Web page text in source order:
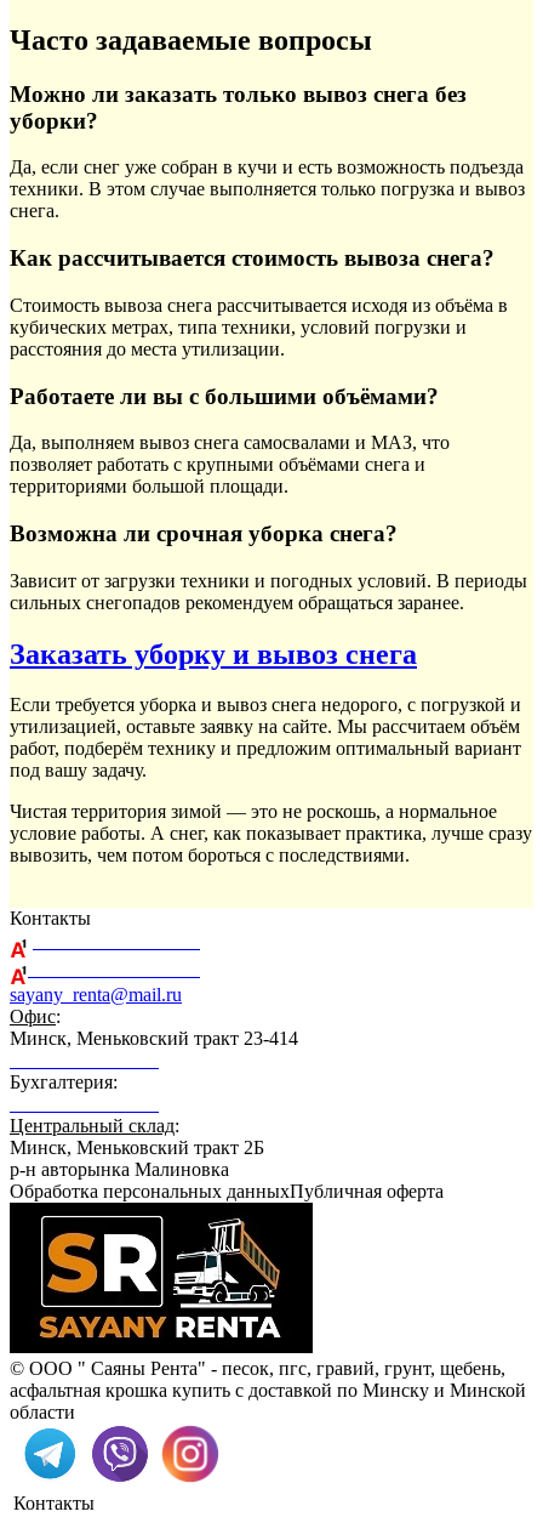
Часто задаваемые вопросы
Можно ли заказать только вывоз снега без
уборки?
Да, если снег уже собран в кучи и есть возможность подъезда
техники. В этом случае выполняется только погрузка и вывоз
снега.
Как рассчитывается стоимость вывоза снега?
Стоимость вывоза снега рассчитывается исходя из объёма в
кубических метрах, типа техники, условий погрузки и
расстояния до места утилизации.
Работаете ли вы с большими объёмами?
Да, выполняем вывоз снега самосвалами и МАЗ, что
позволяет работать с крупными объёмами снега и
территориями большой площади.
Возможна ли срочная уборка снега?
Зависит от загрузки техники и погодных условий. В периоды
сильных снегопадов рекомендуем обращаться заранее.
Заказать уборку и вывоз снега
Если требуется уборка и вывоз снега недорого, с погрузкой и
утилизацией, оставьте заявку на сайте. Мы рассчитаем объём
работ, подберём технику и предложим оптимальный вариант
под вашу задачу.
Чистая территория зимой — это не роскошь, а нормальное
условие работы. А снег, как показывает практика, лучше сразу
вывозить, чем потом бороться с последствиями.
Контакты
sayany_renta@mail.ru
Офис:
Минск, Меньковский тракт 23-414
Бухгалтерия:
Центральный склад:
Минск, Меньковский тракт 2Б
р-н авторынка Малиновка
Обработка персональных данныхПубличная оферта
© ООО " Саяны Рента" - песок, пгс, гравий, грунт, щебень,
асфальтная крошка купить с доставкой по Минску и Минской
области
Контакты